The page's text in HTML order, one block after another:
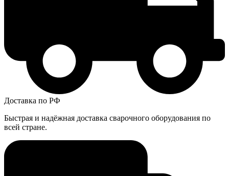
Доставка по РФ
Быстрая и надёжная доставка сварочного оборудования по
всей стране.